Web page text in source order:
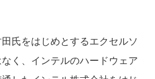
氏をはじめとするエクセルソ
く、インテルのハードウェア